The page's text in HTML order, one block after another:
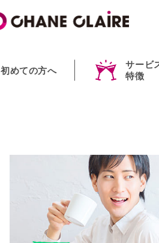
初めての方へ
サービ
特徴